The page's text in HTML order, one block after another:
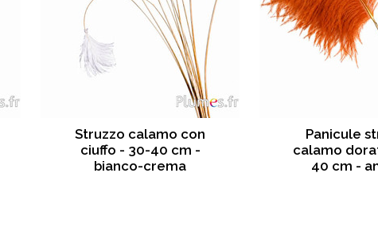
Struzzo calamo con
ciuffo - 30-40 cm -
bianco-crema
Panicule
calamo
40 cm -